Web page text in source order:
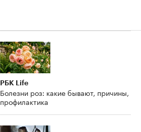
РБК Life
Болезни роз: какие бывают, причины,
профилактика